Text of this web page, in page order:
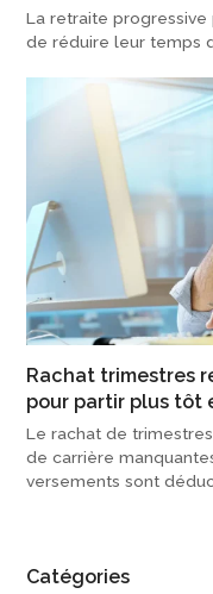
La retraite
de réduire leur temps
Rachat trimestres
pour partir plus tôt
Le rachat de
de carrière
versements sont
Catégories